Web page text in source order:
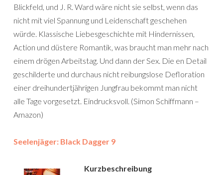
Blickfeld, und J. R. Ward wäre nicht sie selbst, wenn das
nicht mit viel Spannung und Leidenschaft geschehen
würde. Klassische Liebesgeschichte mit Hindernissen,
Action und düstere Romantik, was braucht man mehr nach
einem drögen Arbeitstag. Und dann der Sex. Die en Detail
geschilderte und durchaus nicht reibungslose Defloration
einer dreihundertjährigen Jungfrau bekommt man nicht
alle Tage vorgesetzt. Eindrucksvoll. (Simon Schiffmann –
Amazon)
Seelenjäger: Black Dagger 9
Kurzbeschreibung